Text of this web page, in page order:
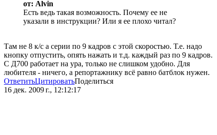
от: Alvin
Есть ведь такая возможность. Почему ее не
указали в инструкции? Или я ее плохо читал?
Там не 8 к/с а серии по 9 кадров с этой скоростью. Т.е. надо
кнопку отпустить, опять нажать и т.д. каждый раз по 9 кадров.
С Д700 работает на ура, только не слишком удобно. Для
любителя - ничего, а репортажнику всё равно батблок нужен.
ОтветитьЦитироватьПоделиться
16 дек. 2009 г., 12:12:17